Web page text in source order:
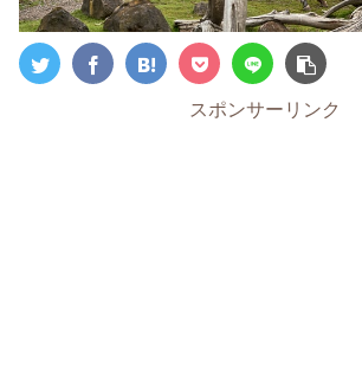
スポンサーリンク